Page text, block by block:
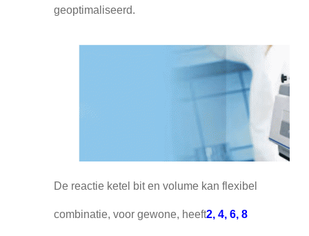
geoptimaliseerd.
De reactie ketel bit en volume kan flexibel
combinatie, voor gewone, heeft2, 4, 6, 8